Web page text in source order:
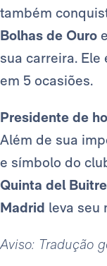
também
Bolhas de Ouro
sua carreira. Ele
em 5 ocasiões.
Presidente de
Além de sua
e símbolo do
Quinta del Buitre
Madrid leva seu
Aviso: Tradução